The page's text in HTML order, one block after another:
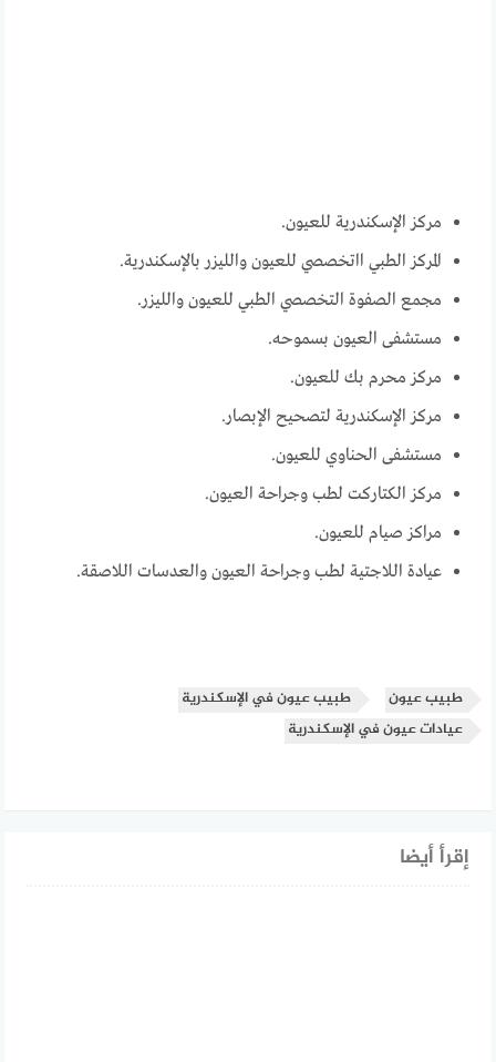
مركز الإسكندرية للعيون.
المركز الطبي ااتخصصي للعيون والليزر بالإسكندرية.
مجمع الصفوة التخصصي الطبي للعيون والليزر.
مستشفى العيون بسموحه.
مركز محرم بك للعيون.
مركز الإسكندرية لتصحيح الإبصار.
مستشفى الحناوي للعيون.
مركز الكتاركت لطب وجراحة العيون.
مراكز صيام للعيون.
عيادة اللاجتية لطب وجراحة العيون والعدسات اللاصقة.
طبيب عيون
طبيب عيون في الإسكندرية
عيادات عيون في الإسكندرية
إقرأ أيضا